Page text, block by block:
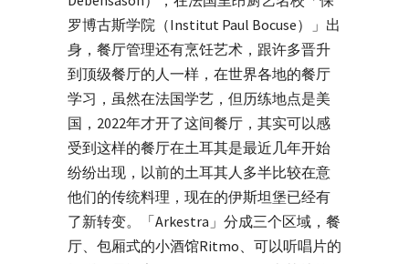
罗博古斯学院（Institut Paul Bocuse）」出
身，餐厅管理还有烹饪艺术，跟许多晋升
到顶级餐厅的人一样，在世界各地的餐厅
学习，虽然在法国学艺，但历练地点是美
国，2022年才开了这间餐厅，其实可以感
受到这样的餐厅在土耳其是最近几年开始
纷纷出现，以前的土耳其人多半比较在意
他们的传统料理，现在的伊斯坦堡已经有
了新转变。「Arkestra」分成三个区域，餐
厅、包厢式的小酒馆Ritmo、可以听唱片的